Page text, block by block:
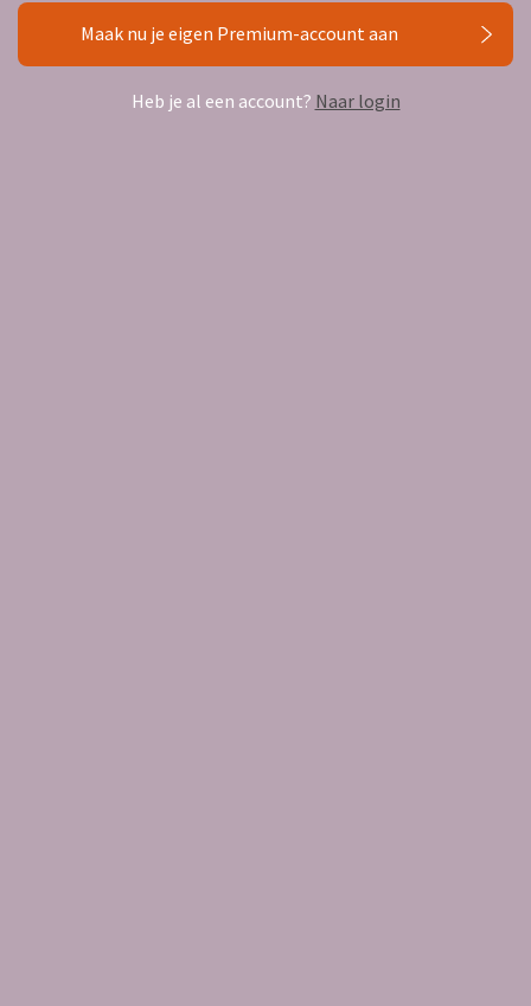
Maak nu je eigen Premium-account aan
Heb je al een account? Naar login